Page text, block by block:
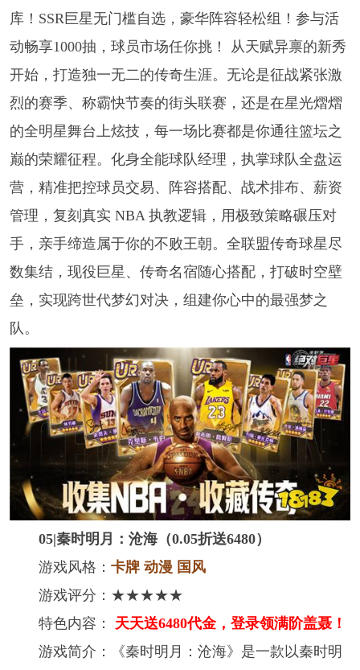
库！SSR巨星无门槛自选，豪华阵容轻松组！参与活
动畅享1000抽，球员市场任你挑！ 从天赋异禀的新秀
开始，打造独一无二的传奇生涯。无论是征战紧张激
烈的赛季、称霸快节奏的街头联赛，还是在星光熠熠
的全明星舞台上炫技，每一场比赛都是你通往篮坛之
巅的荣耀征程。化身全能球队经理，执掌球队全盘运
营，精准把控球员交易、阵容搭配、战术排布、薪资
管理，复刻真实 NBA 执教逻辑，用极致策略碾压对
手，亲手缔造属于你的不败王朝。全联盟传奇球星尽
数集结，现役巨星、传奇名宿随心搭配，打破时空壁
垒，实现跨世代梦幻对决，组建你心中的最强梦之
队。
05|秦时明月：沧海（0.05折送6480）
游戏风格： 卡牌 动漫 国风
游戏评分：★★★★★
特色内容：
天天送6480代金，登录领满阶盖聂！
游戏简介：《秦时明月：沧海》是一款以秦时明